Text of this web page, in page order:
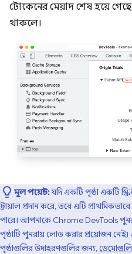
টোকেনের মেয়াদ শেষ হয়ে
থাকলে।
মূল পয়েন্ট:যদি একটি পৃষ্ঠা একটি
ট্রায়াল প্রদান করে, তবে এটি
পারে। আপনাকে Chrome DevTools
পৃষ্ঠাটি পুনরায় লোড করার প্রয়োজন
পৃষ্ঠাগুলির উদাহরণগুলির জন্য,ডেমোগুলি